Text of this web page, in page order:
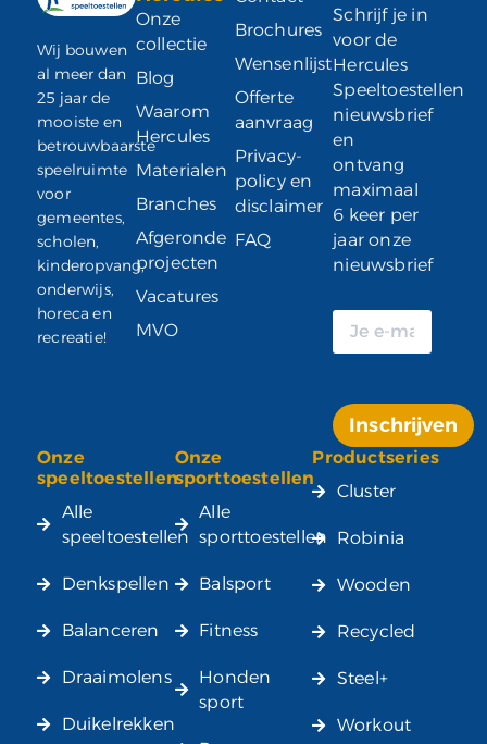
Wij bouwen
al meer dan
25 jaar de
mooiste en
betrouwbaarste
speelruimte
voor
gemeentes,
scholen,
kinderopvang,
onderwijs,
horeca en
recreatie!
Onze
collectie
Blog
Waarom
Hercules
Materialen
Branches
Afgeronde
projecten
Vacatures
MVO
Brochures
Wensenlijst
Offerte
aanvraag
Privacy-
policy en
disclaimer
FAQ
Schrijf je in
voor de
Hercules
Speeltoestellen
nieuwsbrief
en
ontvang
maximaal
6 keer per
jaar onze
nieuwsbrief
Inschrijven
Alternative:
Onze
speeltoestellen
Alle
speeltoestellen
Denkspellen
Balanceren
Draaimolens
Duikelrekken
Onze
sporttoestellen
Alle
sporttoestellen
Balsport
Fitness
Honden
sport
Productseries
Cluster
Robinia
Wooden
Recycled
Steel+
Workout